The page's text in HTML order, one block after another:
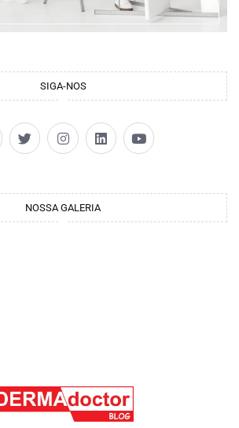
SIGA-NOS
NOSSA GALERIA